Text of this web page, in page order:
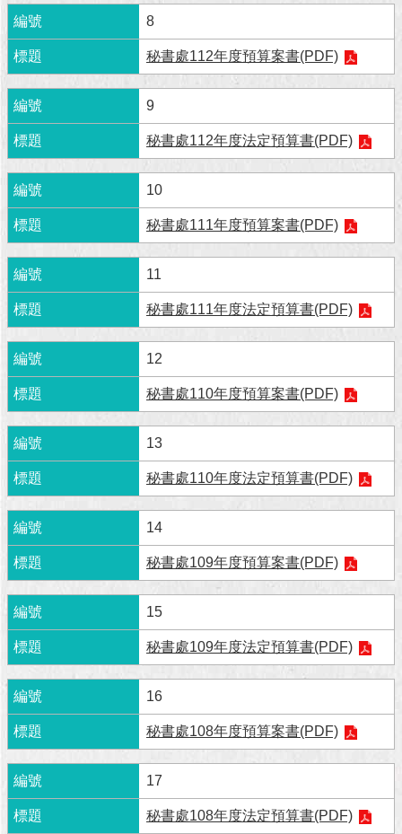
動
活
主
題
館
回
首
頁
網
站
導
English
常
問
即
時
新
聞
澄
清
雙
語
詞
彙
台
北
通
陳
情
8
秘書處112年度預算案書(PDF)
9
秘書處112年度法定預算書(PDF)
10
秘書處111年度預算案書(PDF)
11
秘書處111年度法定預算書(PDF)
12
秘書處110年度預算案書(PDF)
13
秘書處110年度法定預算書(PDF)
14
秘書處109年度預算案書(PDF)
15
秘書處109年度法定預算書(PDF)
16
秘書處108年度預算案書(PDF)
17
秘書處108年度法定預算書(PDF)